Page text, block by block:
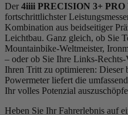
Der 4iiii PRECISION 3+ PRO
fortschrittlichster
Kombination aus beidseitiger
Leichtbau. Ganz gleich, ob Sie
Mountainbike-Weltmeister,
– oder ob Sie Ihre Links-
Ihren Tritt zu optimieren: Dieser
Powermeter liefert die
Ihr volles Potenzial
Heben Sie Ihr Fahrerlebnis auf